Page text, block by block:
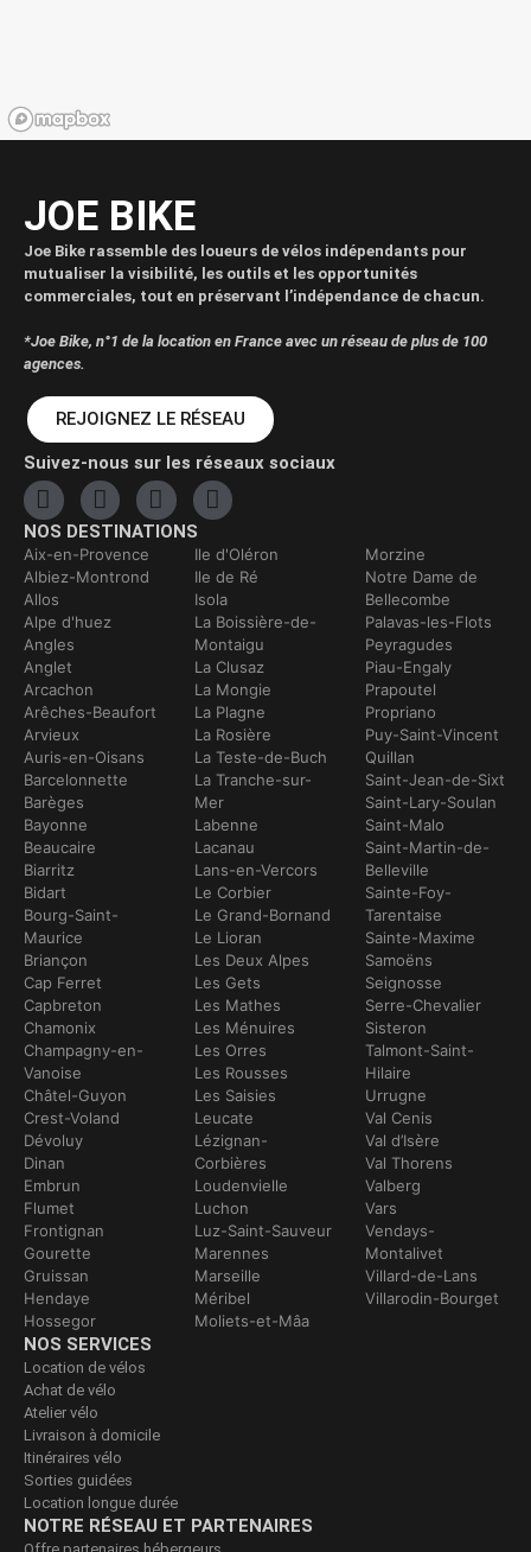
JOE BIKE
Joe Bike rassemble des loueurs de vélos indépendants pour
mutualiser la visibilité, les outils et les opportunités
commerciales, tout en préservant l’indépendance de chacun.
*Joe Bike, n°1 de la location en France avec un réseau de plus de 100
agences.
REJOIGNEZ LE RÉSEAU
Suivez-nous sur les réseaux sociaux
NOS DESTINATIONS
Aix-en-Provence
Albiez-Montrond
Allos
Alpe d'huez
Angles
Anglet
Arcachon
Arêches-Beaufort
Arvieux
Auris-en-Oisans
Barcelonnette
Barèges
Bayonne
Beaucaire
Biarritz
Bidart
Bourg-Saint-
Maurice
Briançon
Cap Ferret
Capbreton
Chamonix
Champagny-en-
Vanoise
Châtel-Guyon
Crest-Voland
Dévoluy
Dinan
Embrun
Flumet
Frontignan
Gourette
Gruissan
Hendaye
Hossegor
Ile d'Oléron
Ile de Ré
Isola
La Boissière-de-
Montaigu
La Clusaz
La Mongie
La Plagne
La Rosière
La Teste-de-Buch
La Tranche-sur-
Mer
Labenne
Lacanau
Lans-en-Vercors
Le Corbier
Le Grand-Bornand
Le Lioran
Les Deux Alpes
Les Gets
Les Mathes
Les Ménuires
Les Orres
Les Rousses
Les Saisies
Leucate
Lézignan-
Corbières
Loudenvielle
Luchon
Luz-Saint-Sauveur
Marennes
Marseille
Méribel
Moliets-et-Mâa
Morzine
Notre Dame de
Bellecombe
Palavas-les-Flots
Peyragudes
Piau-Engaly
Prapoutel
Propriano
Puy-Saint-Vincent
Quillan
Saint-Jean-de-Sixt
Saint-Lary-Soulan
Saint-Malo
Saint-Martin-de-
Belleville
Sainte-Foy-
Tarentaise
Sainte-Maxime
Samoëns
Seignosse
Serre-Chevalier
Sisteron
Talmont-Saint-
Hilaire
Urrugne
Val Cenis
Val d’Isère
Val Thorens
Valberg
Vars
Vendays-
Montalivet
Villard-de-Lans
Villarodin-Bourget
NOS SERVICES
Location de vélos
Achat de vélo
Atelier vélo
Livraison à domicile
Itinéraires vélo
Sorties guidées
Location longue durée
NOTRE RÉSEAU ET PARTENAIRES